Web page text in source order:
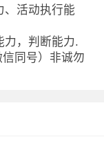
、活动执行能
力，判断能力.
同号）非诚勿